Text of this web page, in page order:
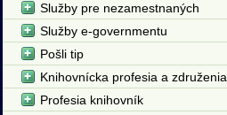
Služby pre nezamestnaných
Služby e-governmentu
Pošli tip
Knihovnícka profesia a združenia
Profesia knihovník